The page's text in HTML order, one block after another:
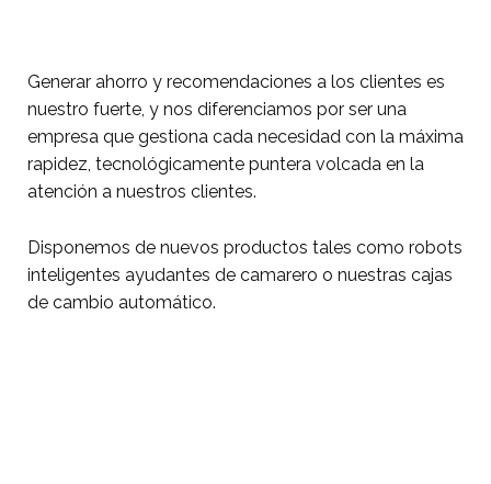
Generar ahorro y recomendaciones a los clientes es
nuestro fuerte, y nos diferenciamos por ser una
empresa que gestiona cada necesidad con la máxima
rapidez, tecnológicamente puntera volcada en la
atención a nuestros clientes.
Disponemos de nuevos productos tales como robots
inteligentes ayudantes de camarero o nuestras cajas
de cambio automático.